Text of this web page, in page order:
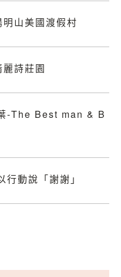
山美國渡假村
詩莊園
-The Best man & B
行動說「謝謝」